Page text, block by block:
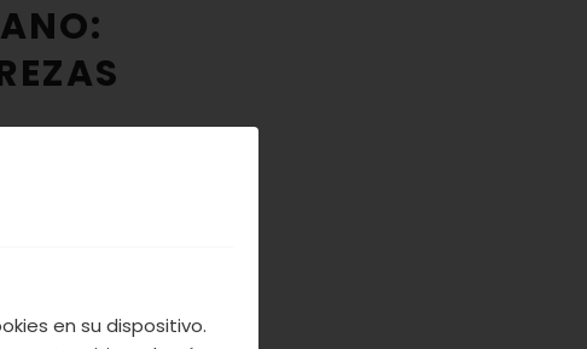
en su dispositivo.
un gazpacho